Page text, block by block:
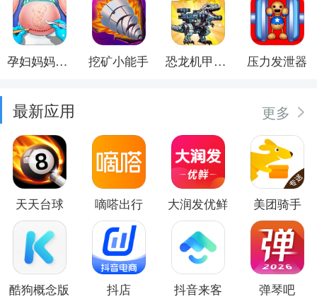
孕妇妈妈日记 挖矿小能手 恐龙机甲射手 压力发泄器
最新应用 更多
天天台球 嘀嗒出行 大润发优鲜 美团骑手
酷狗概念版 抖店 抖音来客 弹琴吧